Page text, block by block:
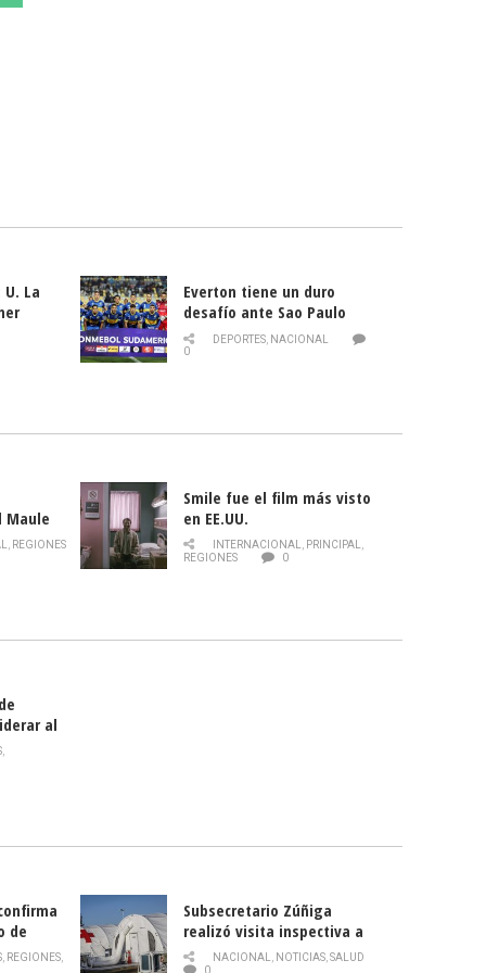
La
Everton tiene un duro
desafío ante Sao Paulo
DEPORTES, NACIONAL
0
Maule
de la
, REGIONES
Smile fue el film más visto
en EE.UU.
INTERNACIONAL, PRINCIPAL,
REGIONES
0
al
,
de
, REGIONES,
Subsecretario Zúñiga
realizó visita inspectiva a
Hospital Modular Sótero del
NACIONAL, NOTICIAS,SALUD
0